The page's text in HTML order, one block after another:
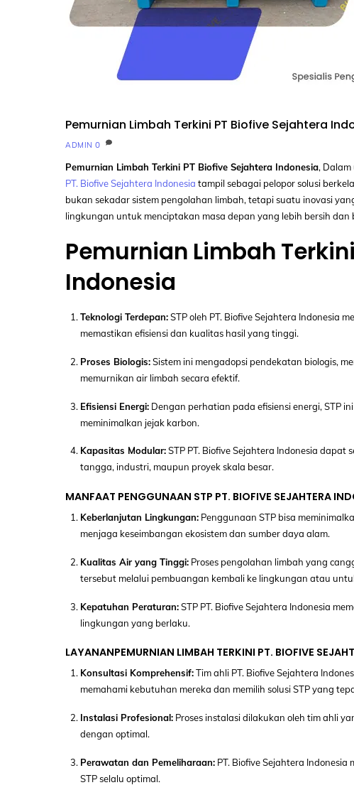
Pemurnian Limbah Terkini PT Biofive Sejahtera
ADMIN 0
Pemurnian Limbah Terkini PT Biofive Sejahtera Indonesia,
PT. Biofive Sejahtera Indonesia tampil sebagai pelopor solusi
bukan sekadar sistem pengolahan limbah, tetapi suatu inovasi
lingkungan untuk menciptakan masa depan yang lebih bersih dan
Pemurnian Limbah
Indonesia
Teknologi Terdepan:STP oleh PT. Biofive Sejahtera Indonesia
memastikan efisiensi dan kualitas hasil yang tinggi.
Proses Biologis:Sistem ini mengadopsi pendekatan biologis,
memurnikan air limbah secara efektif.
Efisiensi Energi:Dengan perhatian pada efisiensi energi, STP
meminimalkan jejak karbon.
Kapasitas Modular:STP PT. Biofive Sejahtera Indonesia
tangga, industri, maupun proyek skala besar.
MANFAAT PENGGUNAAN STP PT. BIOFIVE SEJAHTERA
Keberlanjutan Lingkungan:Penggunaan STP bisa
menjaga keseimbangan ekosistem dan sumber daya alam.
Kualitas Air yang Tinggi:Proses pengolahan limbah yang
tersebut melalui pembuangan kembali ke lingkungan atau
Kepatuhan Peraturan:STP PT. Biofive Sejahtera Indonesia
lingkungan yang berlaku.
LAYANANPEMURNIAN LIMBAH TERKINI PT. BIOFIVE
Konsultasi Komprehensif:Tim ahli PT. Biofive Sejahtera
memahami kebutuhan mereka dan memilih solusi STP yang
Instalasi Profesional:Proses instalasi dilakukan oleh tim ahli
dengan optimal.
Perawatan dan Pemeliharaan:PT. Biofive Sejahtera
STP selalu optimal.